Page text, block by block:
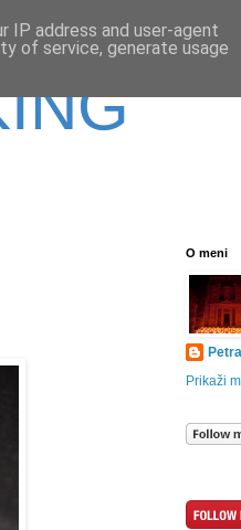
O meni
Prikaži
IP address and user-agent
of service, generate usage